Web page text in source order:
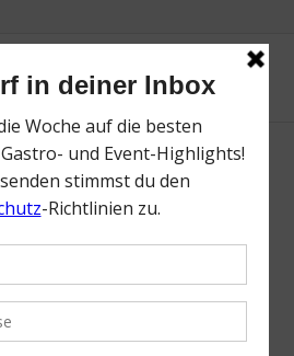
Pesch
September 2025 /